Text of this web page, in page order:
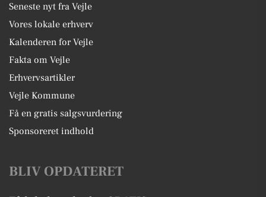
Seneste nyt fra Vejle
Vores lokale erhverv
Kalenderen for Vejle
Fakta om Vejle
Erhvervsartikler
Vejle Kommune
Få en gratis salgsvurdering
Sponsoreret indhold
BLIV OPDATERET